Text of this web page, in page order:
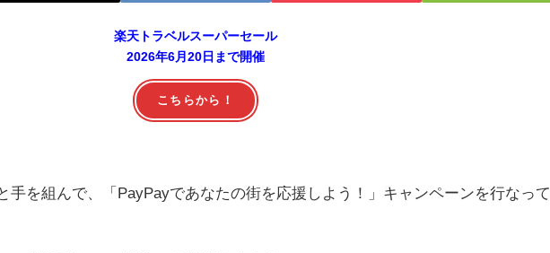
楽天トラベルスーパーセール
2026年6月20日まで開催
こちらから！
手を組んで、「PayPayであなたの街を応援しよう！」キャンペーンを行なって